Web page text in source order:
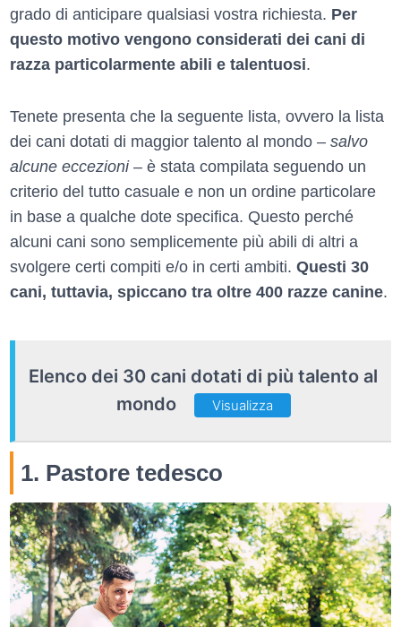
grado di anticipare qualsiasi vostra richiesta. Per
questo motivo vengono considerati dei cani di
razza particolarmente abili e talentuosi.
Tenete presenta che la seguente lista, ovvero la lista
dei cani dotati di maggior talento al mondo – salvo
alcune eccezioni– è stata compilata seguendo un
criterio del tutto casuale e non un ordine particolare
in base a qualche dote specifica. Questo perché
alcuni cani sono semplicemente più abili di altri a
svolgere certi compiti e/o in certi ambiti. Questi 30
cani, tuttavia, spiccano tra oltre 400 razze canine.
Elenco dei 30 cani dotati di più talento al
mondo
Visualizza
1. Pastore tedesco